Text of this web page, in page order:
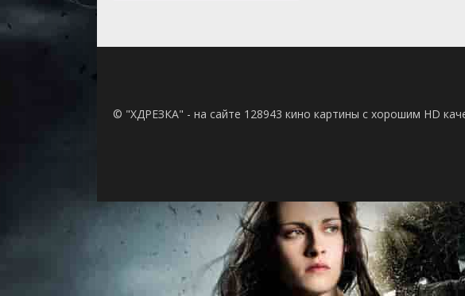
© "ХДРЕЗКА" - на сайте 128943 кино картины с хорошим HD